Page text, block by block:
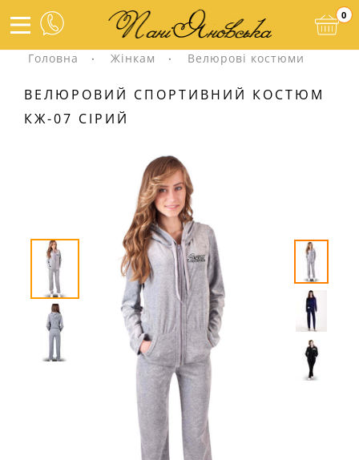
0
Головна Жінкам Велюрові костюми
ВЕЛЮРОВИЙ СПОРТИВНИЙ КОСТЮМ
КЖ-07 СІРИЙ